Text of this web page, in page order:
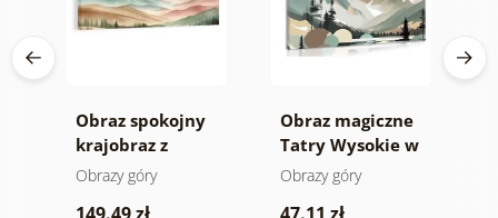
Obraz spokojny
krajobraz z
górami
Obrazy góry
Obraz magiczne
Tatry Wysokie w
skandynawskim
Obrazy góry